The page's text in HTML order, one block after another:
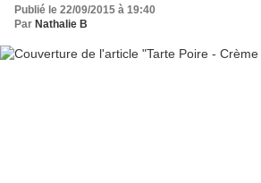
Publié le 22/09/2015 à 19:40
Par Nathalie B